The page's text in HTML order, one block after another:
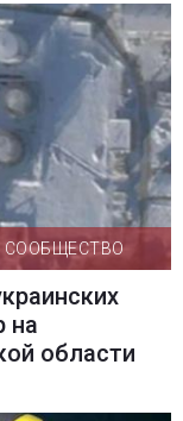
СООБЩЕСТВО
на
области